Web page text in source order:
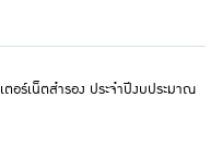
ตอร์เน็ตสำรอง ประจำปีงบประมาณ